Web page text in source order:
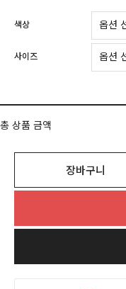
색상
사이즈
총 상품 금액
장바구니